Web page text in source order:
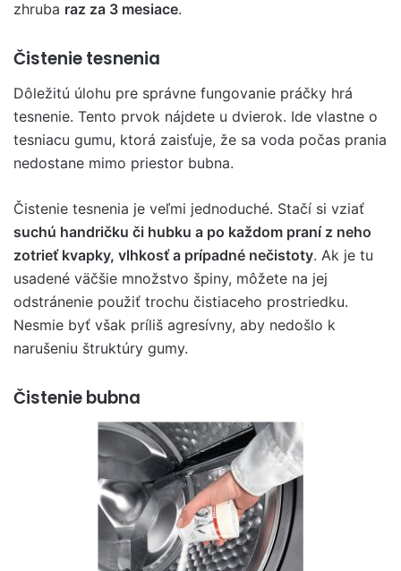
zhruba raz za 3 mesiace.
Čistenie tesnenia
Dôležitú úlohu pre správne fungovanie práčky hrá
tesnenie. Tento prvok nájdete u dvierok. Ide vlastne o
tesniacu gumu, ktorá zaisťuje, že sa voda počas prania
nedostane mimo priestor bubna.
Čistenie tesnenia je veľmi jednoduché. Stačí si vziať
suchú handričku či hubku a po každom praní z neho
zotrieť kvapky, vlhkosť a prípadné nečistoty. Ak je tu
usadené väčšie množstvo špiny, môžete na jej
odstránenie použiť trochu čistiaceho prostriedku.
Nesmie byť však príliš agresívny, aby nedošlo k
narušeniu štruktúry gumy.
Čistenie bubna